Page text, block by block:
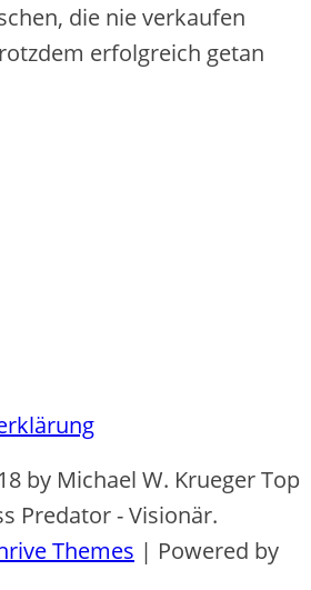
die nie verkaufen
erfolgreich getan
by Michael W. Krueger Top
Predator - Visionär.
Themes | Powered by